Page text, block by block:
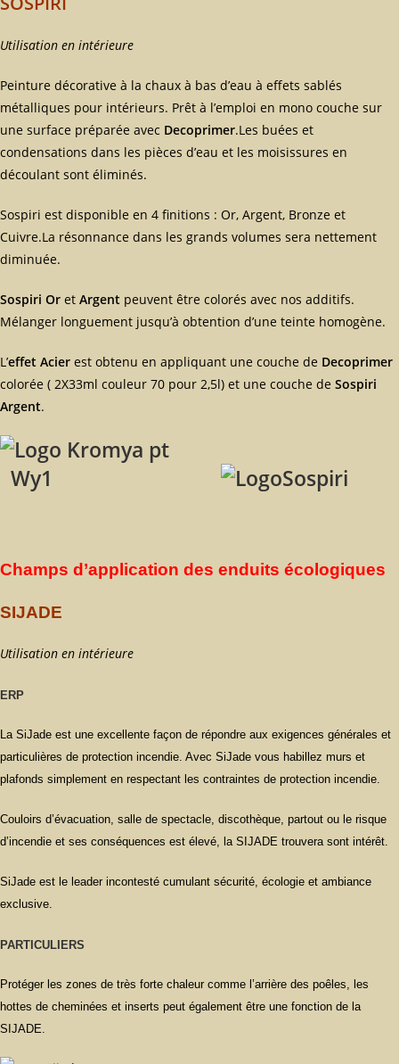
Utilisation en intérieure
Peinture décorative à la chaux à bas d’eau à effets sablés
métalliques pour intérieurs. Prêt à l’emploi en mono couche sur
une surface préparée avec Decoprimer.Les buées et
condensations dans les pièces d’eau et les moisissures en
découlant sont éliminés.
Sospiri est disponible en 4 finitions : Or, Argent, Bronze et
Cuivre.La résonnance dans les grands volumes sera nettement
diminuée.
Sospiri Or et Argent peuvent être colorés avec nos additifs.
Mélanger longuement jusqu’à obtention d’une teinte homogène.
L’effet Acier est obtenu en appliquant une couche de Decoprimer
colorée ( 2X33ml couleur 70 pour 2,5l) et une couche de Sospiri
Argent.
Wy1
Champs d’application des enduits écologiques
SIJADE
Utilisation en intérieure
ERP
La SiJade est une excellente façon de répondre aux exigences générales et
particulières de protection incendie. Avec SiJade vous habillez murs et
plafonds simplement en respectant les contraintes de protection incendie.
Couloirs d’évacuation, salle de spectacle, discothèque, partout ou le risque
d’incendie et ses conséquences est élevé, la SIJADE trouvera sont intérêt.
SiJade est le leader incontesté cumulant sécurité, écologie et ambiance
exclusive.
PARTICULIERS
Protéger les zones de très forte chaleur comme l’arrière des poêles, les
hottes de cheminées et inserts peut également être une fonction de la
SIJADE.